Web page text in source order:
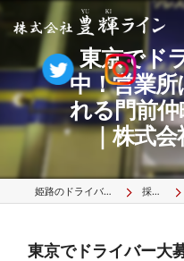
東京でド
中！営業
れる門前仲
｜株式
姫路のドライバーは株式会社豊輝ライン 採用ブログ
東京でドライバー大